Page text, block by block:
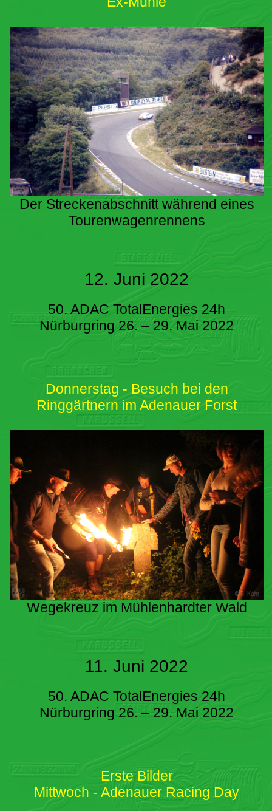
Der Streckenabschnitt während eines
Tourenwagenrennens
12. Juni 2022
50. ADAC TotalEnergies 24h
Nürburgring 26. – 29. Mai 2022
Donnerstag - Besuch bei den
Ringgärtnern im Adenauer Forst
Wegekreuz im Mühlenhardter Wald
11. Juni 2022
50. ADAC TotalEnergies 24h
Nürburgring 26. – 29. Mai 2022
Erste Bilder
Mittwoch - Adenauer Racing Day